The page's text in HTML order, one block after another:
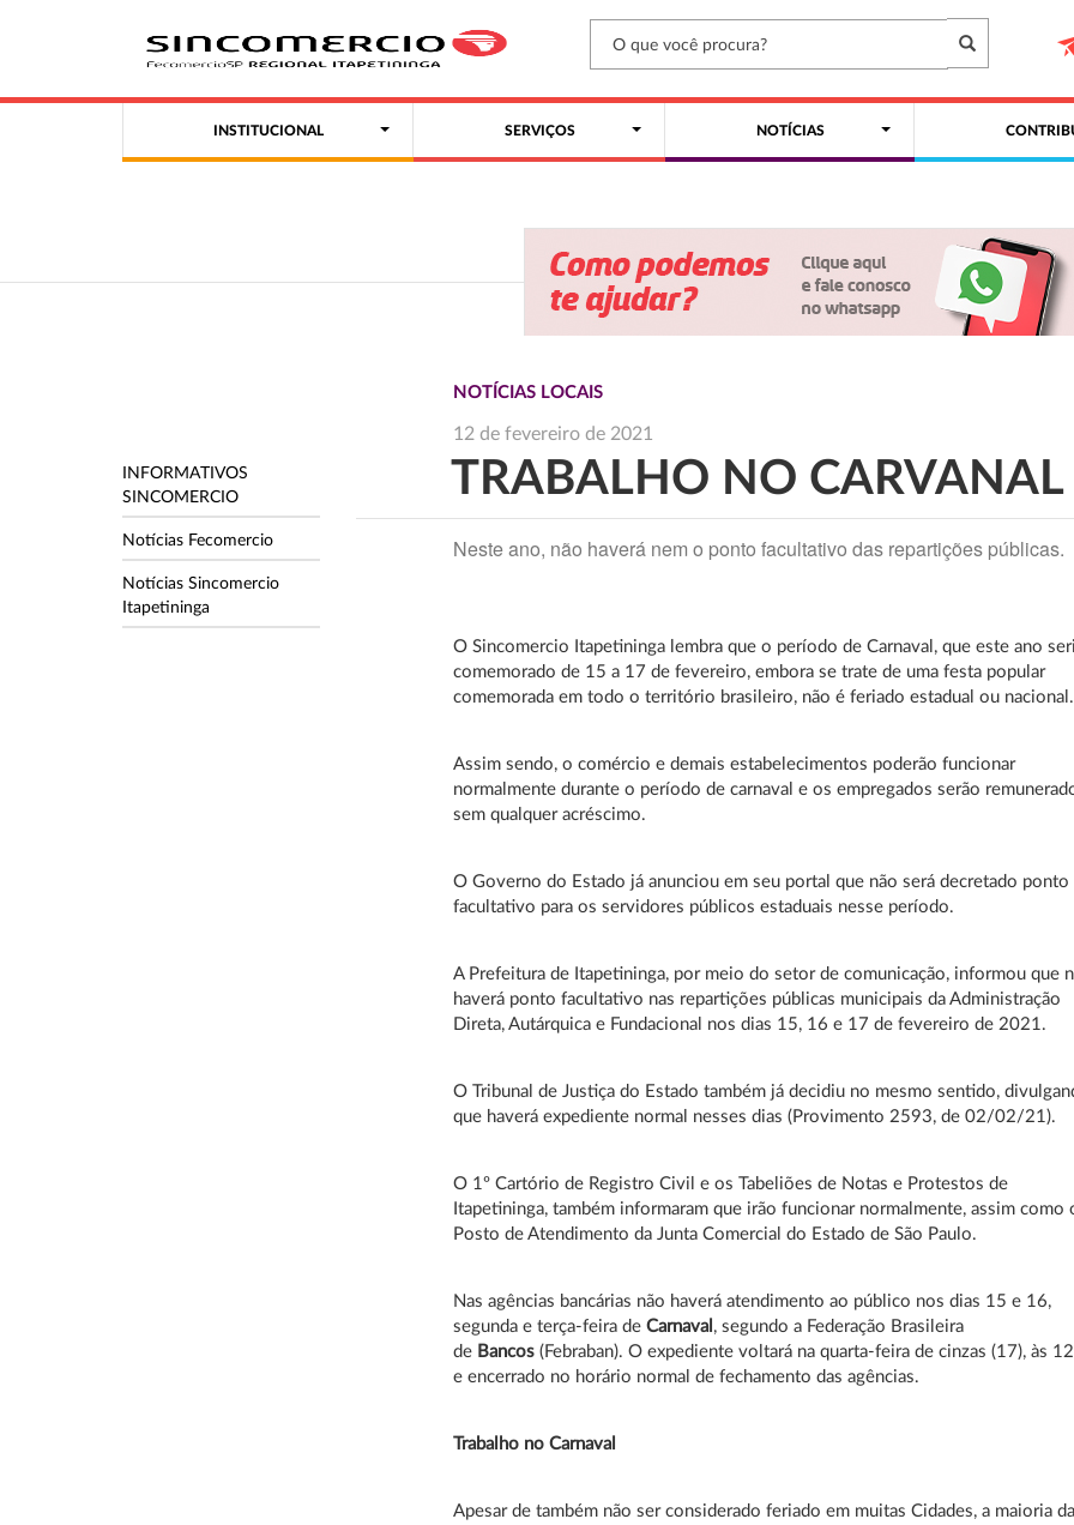
INSTITUCIONAL SERVIÇOS NOTÍCIAS
INFORMATIVOS
SINCOMERCIO
Notícias Fecomercio
Notícias Sincomercio
Itapetininga
NOTÍCIAS LOCAIS
12 de fevereiro de 2021
TRABALHO NO CARVANAL
Neste ano, não haverá nem o ponto facultativo das repartições públicas.
O Sincomercio Itapetininga lembra que o período de Carnaval, que este ano
comemorado de 15 a 17 de fevereiro, embora se trate de uma festa popular
comemorada em todo o território brasileiro, não é feriado estadual ou nacional.
Assim sendo, o comércio e demais estabelecimentos poderão funcionar
normalmente durante o período de carnaval e os empregados serão
sem qualquer acréscimo.
O Governo do Estado já anunciou em seu portal que não será decretado ponto
facultativo para os servidores públicos estaduais nesse período.
A Prefeitura de Itapetininga, por meio do setor de comunicação, informou que
haverá ponto facultativo nas repartições públicas municipais da Administração
Direta, Autárquica e Fundacional nos dias 15, 16 e 17 de fevereiro de 2021.
O Tribunal de Justiça do Estado também já decidiu no mesmo sentido,
que haverá expediente normal nesses dias (Provimento 2593, de 02/02/21).
O 1º Cartório de Registro Civil e os Tabeliões de Notas e Protestos de
Itapetininga, também informaram que irão funcionar normalmente, assim como
Posto de Atendimento da Junta Comercial do Estado de São Paulo.
Nas agências bancárias não haverá atendimento ao público nos dias 15 e 16,
segunda e terça-feira deCarnaval , segundo a Federação Brasileira
de Bancos (Febraban). O expediente voltará na quarta-feira de cinzas (17), às
e encerrado no horário normal de fechamento das agências.
Trabalho no Carnaval
Apesar de também não ser considerado feriado em muitas Cidades, a maioria